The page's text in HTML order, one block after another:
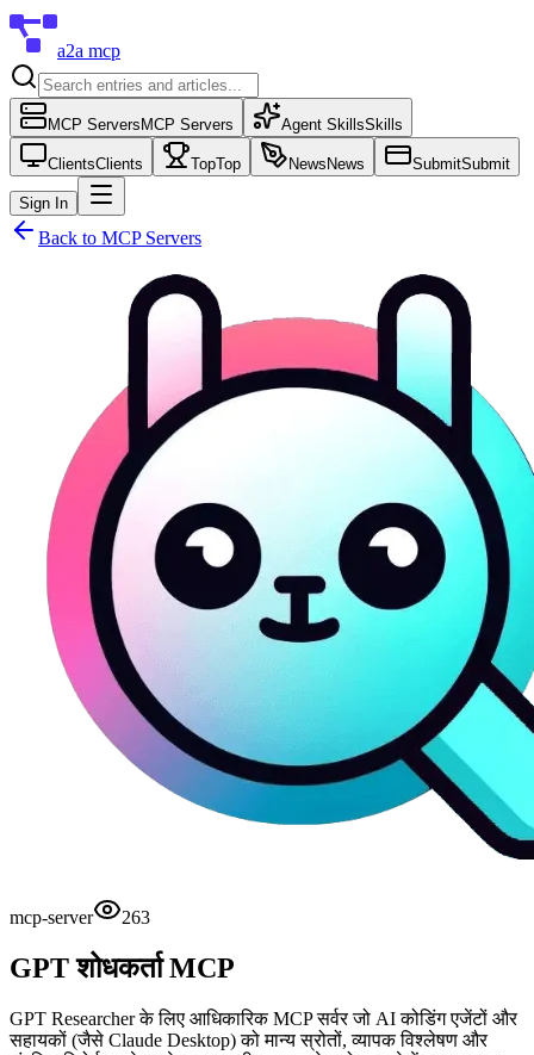
a2a mcp
MCP Servers MCP Servers Agent SkillsSkills
ClientsClients TopTop News News SubmitSubmit
Sign In
Back to MCP Servers
mcp-server 263
GPT शोधकर्ता MCP
GPT Researcher के लिए आधिकारिक MCP सर्वर जो AI कोडिंग एजेंटों और
सहायकों (जैसे Claude Desktop) को मान्य स्रोतों, व्यापक विश्लेषण और